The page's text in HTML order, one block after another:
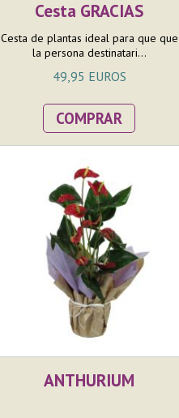
Cesta GRACIAS
Cesta de plantas ideal para que que
la persona destinatari...
49,95 EUROS
COMPRAR
ANTHURIUM